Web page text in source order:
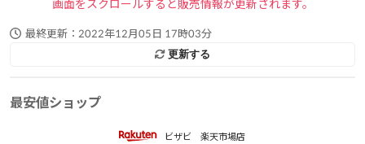
画面をスクロールすると販売情報が更新されます。
最終更新： 2022年12月05日 17時03分
更新する
最安値ショップ
ビザビ 楽天市場店